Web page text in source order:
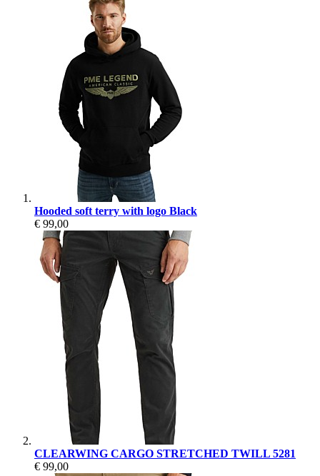
Hooded soft terry with logo Black
€ 99,00
CLEARWING CARGO STRETCHED TWILL 5281
€ 99,00